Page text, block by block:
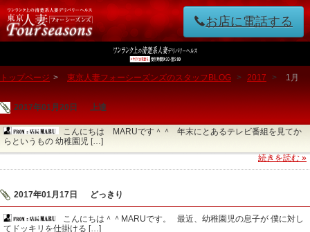
お店に電話する
トップページ > 東京人妻フォーシーズンズのスタッフBLOG > 2017 > 1月
2017年01月20日 上達
こんにちは MARUです＾＾ 年末にとあるテレビ番組を見てか
らというもの 幼稚園児 […]
続きを読む »
2017年01月17日 どっきり
こんにちは＾＾MARUです。 最近、幼稚園児の息子が 僕に対し
てドッキリを仕掛ける […]